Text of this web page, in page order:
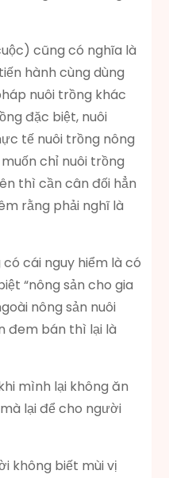
cũng có nghĩa là
hành cùng dùng
nuôi trồng khác
đặc biệt, nuôi
tế nuôi trồng nông
chỉ nuôi trồng
thì cần cân đối hẳn
rằng phải nghĩ là
có cái nguy hiểm là có
“nông sản cho gia
nông sản nuôi
đem bán thì lại là
mình lại không ăn
lại để cho người
không biết mùi vị